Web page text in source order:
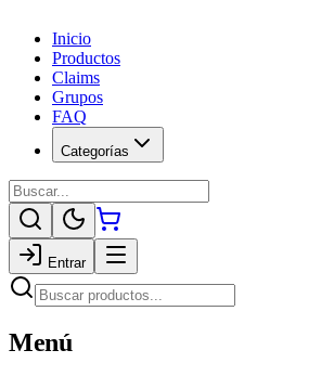
Inicio
Productos
Claims
Grupos
FAQ
Categorías
Entrar
Menú